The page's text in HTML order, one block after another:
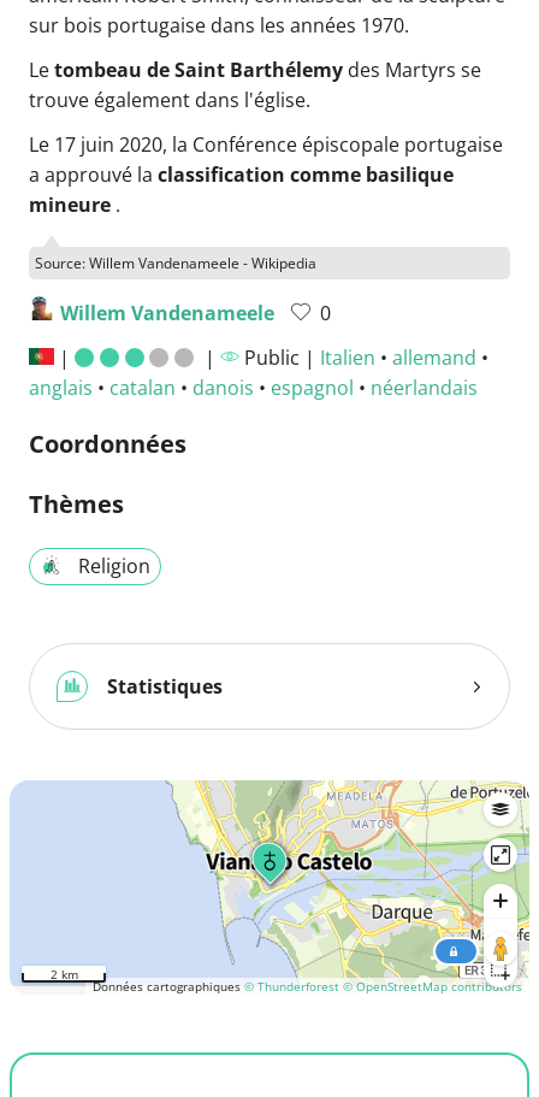
sur bois portugaise dans les années 1970.
Letombeau de Saint Barthélemy des Martyrs se
trouve également dans l'église.
Le 17 juin 2020, la Conférence épiscopale portugaise
a approuvé la classification comme basilique
mineure .
Source: Willem Vandenameele - Wikipedia
Willem Vandenameele
0
|
| Public | Italien • allemand •
anglais • catalan • danois • espagnol • néerlandais
Coordonnées
Thèmes
Religion
Statistiques
Données cartographiques © Thunderforest © OpenStreetMap contributors
2 km